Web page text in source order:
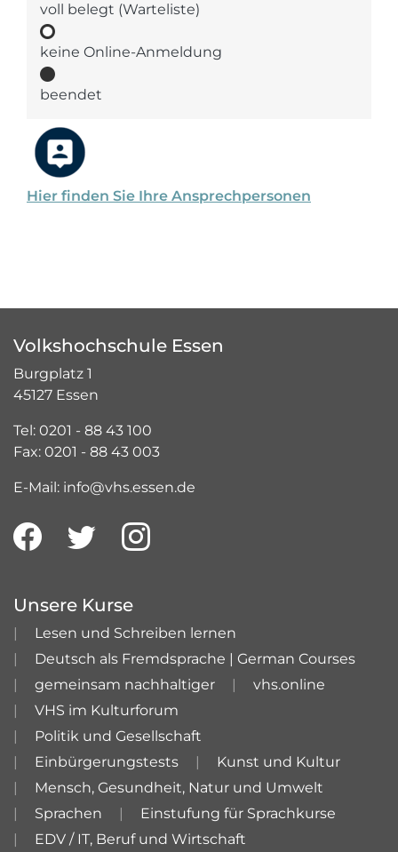
Hier finden Sie Ihre Ansprechpersonen
voll belegt (Warteliste)
keine Online-Anmeldung
beendet
Volkshochschule Essen
Burgplatz 1
45127 Essen
Tel: 0201 - 88 43 100
Fax: 0201 - 88 43 003
E-Mail: info@vhs.essen.de
Unsere Kurse
Lesen und Schreiben lernen
Deutsch als Fremdsprache | German Courses
gemeinsam nachhaltiger
vhs.online
VHS im Kulturforum
Politik und Gesellschaft
Einbürgerungstests
Kunst und Kultur
Mensch, Gesundheit, Natur und Umwelt
Sprachen
Einstufung für Sprachkurse
EDV / IT, Beruf und Wirtschaft